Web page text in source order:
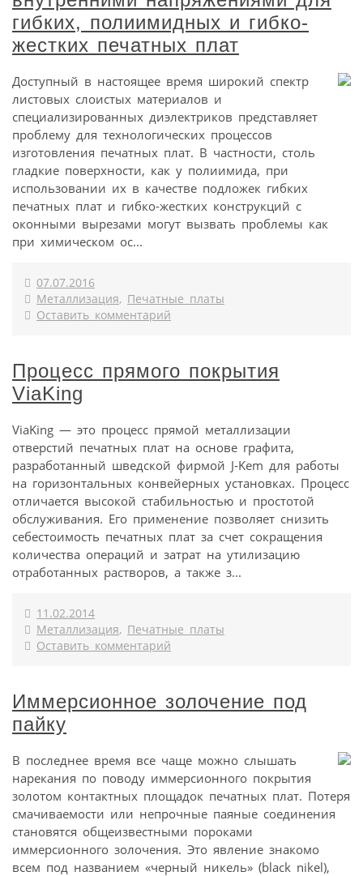
гибких, полиимидных и гибко-
жестких печатных плат
Доступный в настоящее время широкий спектр
листовых слоистых материалов и
специализированных диэлектриков представляет
проблему для технологических процессов
изготовления печатных плат. В частности, столь
гладкие поверхности, как у полиимида, при
использовании их в качестве подложек гибких
печатных плат и гибко-жестких конструкций с
оконными вырезами могут вызвать проблемы как
при химическом ос...
07.07.2016
Металлизация, Печатные платы
Оставить комментарий
Процесс прямого покрытия
ViaKing
ViaKing — это процесс прямой металлизации
отверстий печатных плат на основе графита,
разработанный шведской фирмой J‑Kem для работы
на горизонтальных конвейерных установках. Процесс
отличается высокой стабильностью и простотой
обслуживания. Его применение позволяет снизить
себестоимость печатных плат за счет сокращения
количества операций и затрат на утилизацию
отработанных растворов, а также з...
11.02.2014
Металлизация, Печатные платы
Оставить комментарий
Иммерсионное золочение под
пайку
В последнее время все чаще можно слышать
нарекания по поводу иммерсионного покрытия
золотом контактных площадок печатных плат. Потеря
смачиваемости или непрочные паяные соединения
становятся общеизвестными пороками
иммерсионного золочения. Это явление знакомо
всем под названием «черный никель» (black nikel),